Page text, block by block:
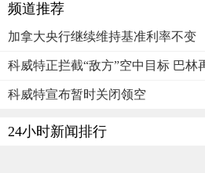
频道推荐
加拿大央行继续维持基准利率不变
科威特正拦截“敌方”空中目标 巴林
科威特宣布暂时关闭领空
24小时新闻排行